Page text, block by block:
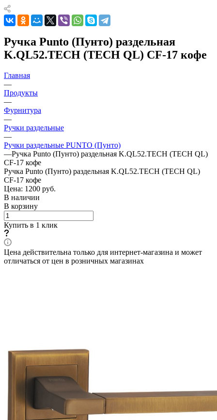
Ручка Punto (Пунто) раздельная
K.QL52.TECH (TECH QL) CF-17 кофе
Главная
—
Продукты
—
Фурнитура
—
Ручки раздельные
—
Ручки раздельные PUNTO (Пунто)
—Ручка Punto (Пунто) раздельная K.QL52.TECH (TECH QL)
CF-17 кофе
Ручка Punto (Пунто) раздельная K.QL52.TECH (TECH QL)
CF-17 кофе
Цена: 1200 руб.
В наличии
В корзину
Купить в 1 клик
Цена действительна только для интернет-магазина и может
отличаться от цен в розничных магазинах